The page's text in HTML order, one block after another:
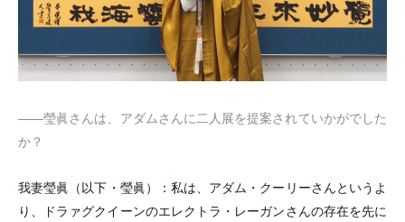
――瑩眞さんは、アダムさんに二人展を提案されていかがでした
か？
我妻瑩眞 （ 以下 ・ 瑩眞） ：私は、アダム ・ クーリーさんというよ
り、ドラァグクイーンのエレクトラ ・ レーガンさんの存在を先に